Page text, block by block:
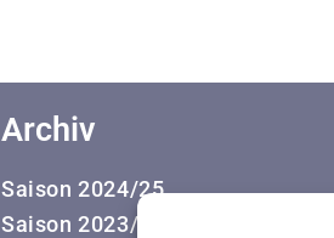
Archiv
Saison 2024/25
Saison 2023/24